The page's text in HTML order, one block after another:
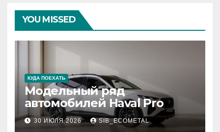
YOU MISSED
КУДА ПОЕХАТЬ
Модельный ряд
автомобилей Haval Pro
30 ИЮЛЯ 2026 SIB_ECOMETAL